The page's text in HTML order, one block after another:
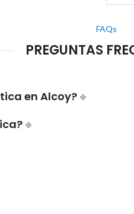
FAQs
PREGUNTAS
en Alcoy?